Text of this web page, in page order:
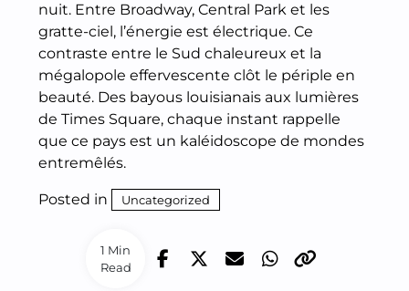
1 Min
Read
nuit. Entre Broadway, Central Park et les
gratte-ciel, l’énergie est électrique. Ce
contraste entre le Sud chaleureux et la
mégalopole effervescente clôt le périple en
beauté. Des bayous louisianais aux lumières
de Times Square, chaque instant rappelle
que ce pays est un kaléidoscope de mondes
entremêlés.
Posted in Uncategorized